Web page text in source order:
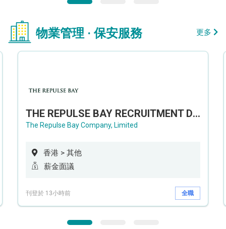
物業管理 · 保安服務 更多
THE REPULSE BAY RECRUITMENT DAY 淺水灣影灣園人才招聘會
The Repulse Bay Company, Limited
香港 > 其他
薪金面議
刊登於 13小時前 全職